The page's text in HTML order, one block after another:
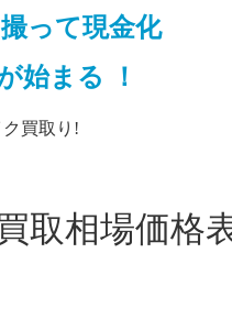
って現金化
始まる ！
買取り!
取相場価格